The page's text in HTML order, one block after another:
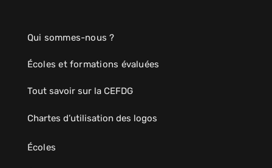
Qui sommes-nous ?
Écoles et formations évaluées
Tout savoir sur la CEFDG
Chartes d’utilisation des logos
Écoles